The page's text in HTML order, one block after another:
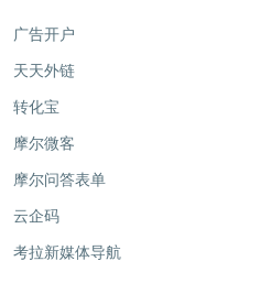
广告开户
天天外链
转化宝
摩尔微客
摩尔问答表单
云企码
考拉新媒体导航